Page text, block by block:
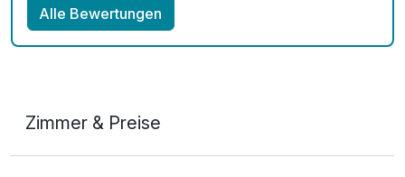
Alle Bewertungen
Zimmer & Preise